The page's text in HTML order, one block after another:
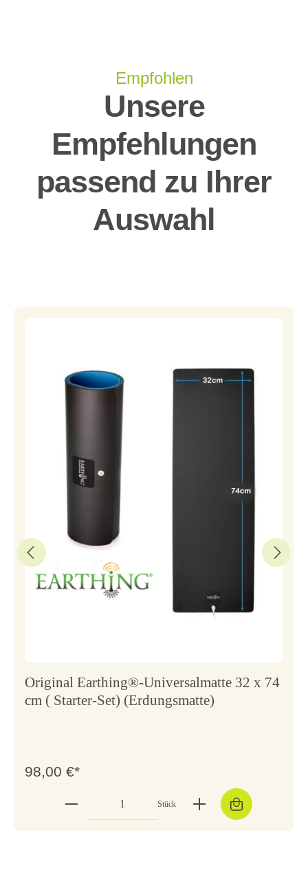
Empfohlen
Unsere
Empfehlungen
passend zu Ihrer
Auswahl
Original Earthing®-Universalmatte 32 x 74
cm ( Starter-Set) (Erdungsmatte)
98,00 €*
Stück